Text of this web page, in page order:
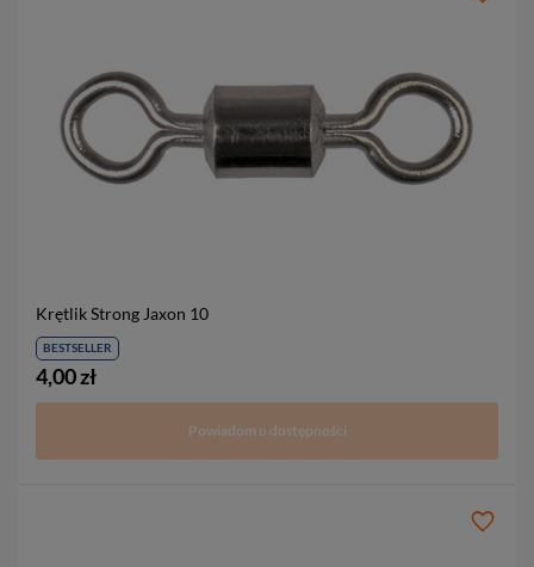
Krętlik Strong Jaxon 10
BESTSELLER
4,00 zł
Powiadom o dostępności